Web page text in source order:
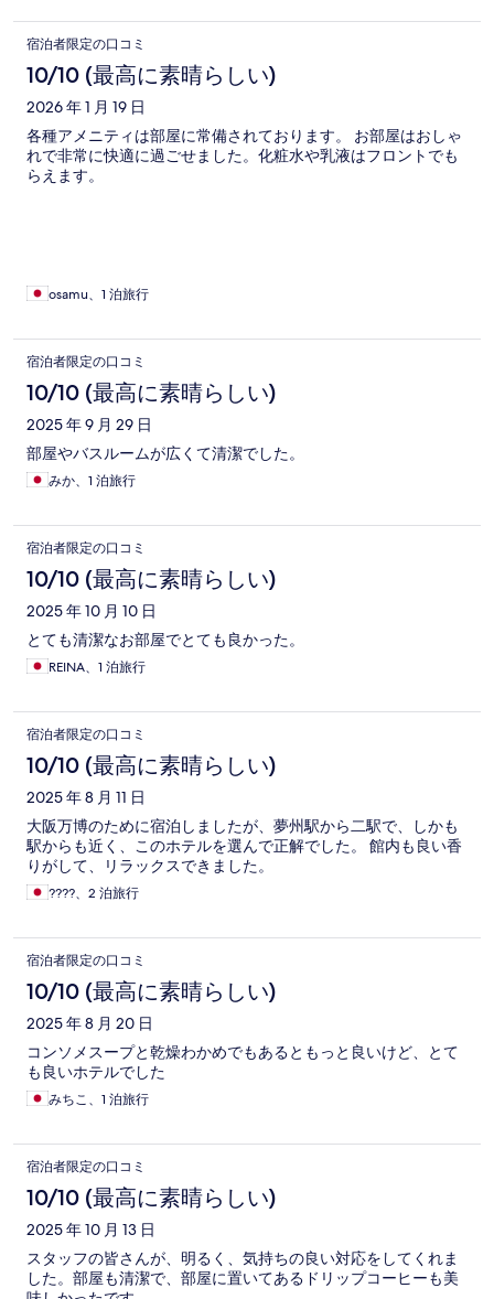
宿泊者限定の口コミ
10/10 (最高に素晴らしい)
2026 年 1 月 19 日
各種アメニティは部屋に常備されております。 お部屋はおしゃ
れで非常に快適に過ごせました。化粧水や乳液はフロントでも
らえます。
osamu、1 泊旅行
宿泊者限定の口コミ
10/10 (最高に素晴らしい)
2025 年 9 月 29 日
部屋やバスルームが広くて清潔でした。
みか、1 泊旅行
宿泊者限定の口コミ
10/10 (最高に素晴らしい)
2025 年 10 月 10 日
とても清潔なお部屋でとても良かった。
REINA、1 泊旅行
宿泊者限定の口コミ
10/10 (最高に素晴らしい)
2025 年 8 月 11 日
大阪万博のために宿泊しましたが、夢州駅から二駅で、しかも
駅からも近く、このホテルを選んで正解でした。 館内も良い香
りがして、リラックスできました。
????、2 泊旅行
宿泊者限定の口コミ
10/10 (最高に素晴らしい)
2025 年 8 月 20 日
コンソメスープと乾燥わかめでもあるともっと良いけど、とて
も良いホテルでした
みちこ、1 泊旅行
宿泊者限定の口コミ
10/10 (最高に素晴らしい)
2025 年 10 月 13 日
スタッフの皆さんが、明るく、気持ちの良い対応をしてくれま
した。部屋も清潔で、部屋に置いてあるドリップコーヒーも美